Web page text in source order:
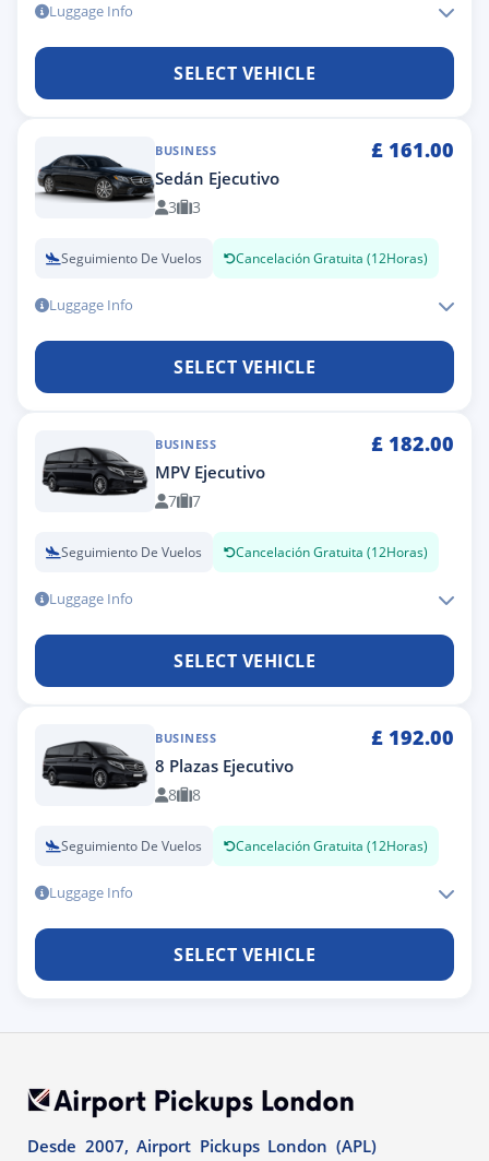
Luggage Info
SELECT VEHICLE
BUSINESS £ 161.00
Sedán Ejecutivo
3 3
Seguimiento De Vuelos Cancelación Gratuita (12Horas)
Luggage Info
SELECT VEHICLE
BUSINESS £ 182.00
MPV Ejecutivo
7 7
Seguimiento De Vuelos Cancelación Gratuita (12Horas)
Luggage Info
SELECT VEHICLE
BUSINESS £ 192.00
8 Plazas Ejecutivo
8 8
Seguimiento De Vuelos Cancelación Gratuita (12Horas)
Luggage Info
SELECT VEHICLE
Desde 2007, Airport Pickups London (APL)